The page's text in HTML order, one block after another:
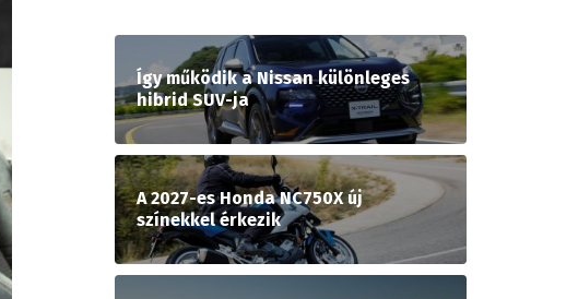
Így működik a Nissan különleges
hibrid SUV-ja
A 2027-es Honda NC750X új
színekkel érkezik